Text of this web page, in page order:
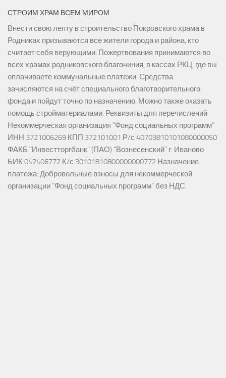
СТРОИМ ХРАМ ВСЕМ МИРОМ
Внести свою лепту в строительство Покровского храма в
Родниках призываются все жители города и района, кто
считает себя верующими. Пожертвования принимаются во
всех храмах родниковского благочиния, в кассах РКЦ, где вы
оплачиваете коммунальные платежи. Средства
зачисляются на счёт специального благотворительного
фонда и пойдут точно по назначению. Можно также оказать
помощь стройматериалами. Реквизиты для перечислений
Некоммерческая организация "Фонд социальных программ"
ИНН 3721006269 КПП 372101001 Р/с 40703810101080000050
ФАКБ "Инвестторгбанк" (ПАО) "Вознесенский" г. Иваново
БИК 042406772 К/с 30101810800000000772 Назначение
платежа: Добровольные взносы для некоммерческой
организации "Фонд социальных программ" без НДС.